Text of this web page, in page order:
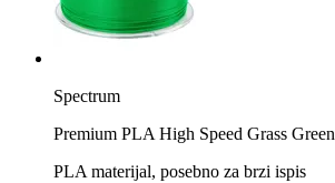
Spectrum
Premium PLA High Speed Grass Green
PLA materijal, posebno za brzi ispis